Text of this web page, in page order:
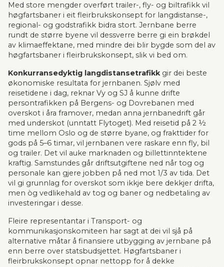
Med store mengder over­ført trailer-, fly- og biltrafikk vil
høgfartsbaner i eit fleirbrukskonsept for langdistanse-,
regional- og godstrafikk bidra stort. Jernbane berre
rundt de større byene vil dessverre berre gi ein brøkdel
av klimaeffektane, med mindre dei blir bygde som del av
høgfartsbaner i fleirbrukskonsept, slik vi bed om.
Konkurransedyktig langdistansetrafikk gir dei beste
økonomiske resultata for jern­banen. Sjølv med
reisetidene i dag, reknar Vy og SJ å kunne drifte
persontrafikken på Bergens- og Dovrebanen med
overskot i åra framover, medan anna jernbanedrift går
med underskot (unntatt Flytoget). Med reisetid på 2 ½
time mellom Oslo og de større byane, og frakttider for
gods på 5–6 timar, vil jernbanen vere raskare enn fly, bil
og trailer. Det vil auke mar­knaden og billettinntektene
kraftig. Samstundes går driftsutgiftene ned når tog og
personale kan gjere jobben på ned mot 1/3 av tida. Det
vil gi grunnlag for overskot som ikkje bere dekkjer drifta,
men òg vedlikehald av tog og baner og nedbetaling av
investeringar i desse.
Fleire representantar i Transport- og
kommunikasjonskomiteen har sagt at dei vil sjå på
alternative måtar å finansiere utbygging av jernbane på
enn berre over stats­bud­sjettet. Høgfartsbaner i
fleirbrukskonsept opnar nettopp for å dekke